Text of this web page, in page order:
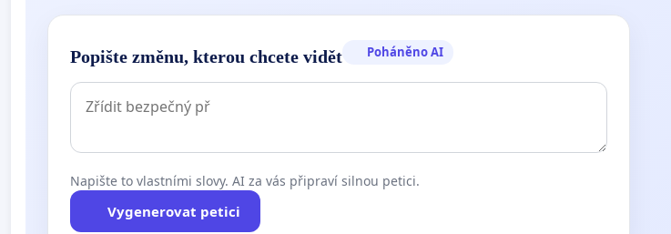
Popište změnu, kterou chcete vidět Poháněno AI
Napište to vlastními slovy. AI za vás připraví silnou petici.
Vygenerovat petici